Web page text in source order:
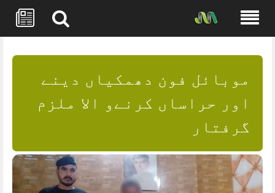
content
موبائل فون دھمکیاں دینے
اور حراساں کرنےو الا ملزم
گرفتار